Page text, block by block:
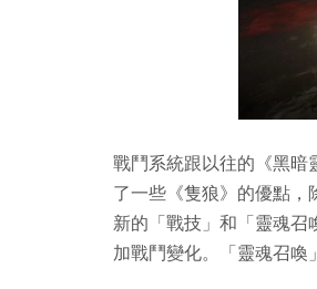
戰鬥系統跟以往的《黑暗
了一些《隻狼》的優點，
新的「戰技」和「靈魂召
加戰鬥變化。「靈魂召喚